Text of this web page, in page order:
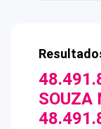
SOUZA